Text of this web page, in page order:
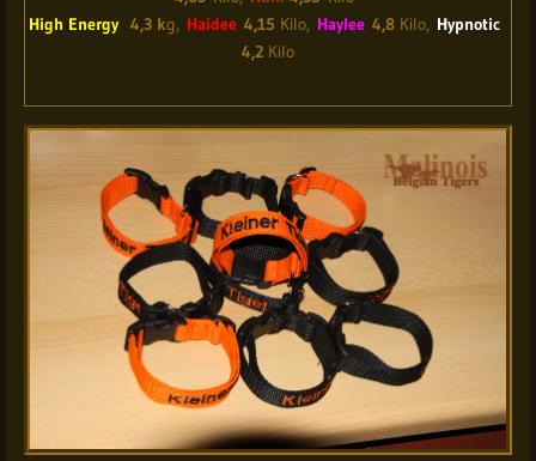
High Energy 4,3 kg, Haidee 4,15 Kilo, Haylee 4,8 Kilo, Hypnotic
4,2 Kilo